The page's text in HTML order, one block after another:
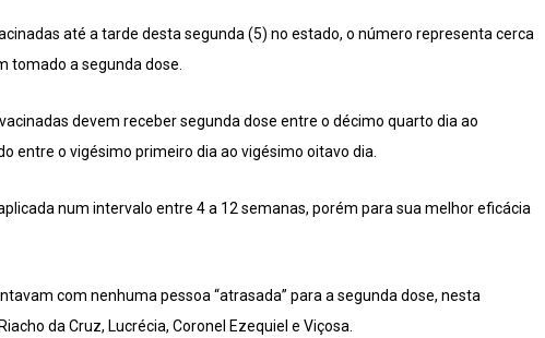
até a tarde desta segunda (5) no estado, o número representa cerca
tomado a segunda dose.
devem receber segunda dose entre o décimo quarto dia ao
entre o vigésimo primeiro dia ao vigésimo oitavo dia.
num intervalo entre 4 a 12 semanas, porém para sua melhor eficácia
com nenhuma pessoa “atrasada” para a segunda dose, nesta
da Cruz, Lucrécia, Coronel Ezequiel e Viçosa.